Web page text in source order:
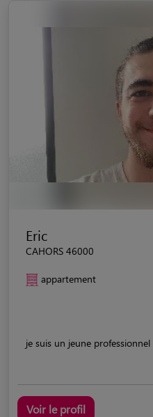
Eric
CAHORS 46000
appartement
je suis un jeune
Voir le profil